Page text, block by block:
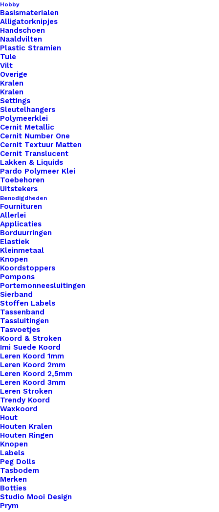
Hobby
Basismaterialen
Alligatorknipjes
Handschoen
Naaldvilten
Plastic Stramien
Tule
Vilt
Overige
Kralen
Kralen
Settings
Sleutelhangers
Polymeerklei
Cernit Metallic
Cernit Number One
Cernit Textuur Matten
Cernit Translucent
Lakken & Liquids
Pardo Polymeer Klei
Toebehoren
Uitstekers
Benodigdheden
Fournituren
Allerlei
Applicaties
Borduurringen
Elastiek
Kleinmetaal
Knopen
Koordstoppers
Pompons
Portemonneesluitingen
Sierband
Stoffen Labels
Tassenband
Tassluitingen
Tasvoetjes
Koord & Stroken
Imi Suede Koord
Leren Koord 1mm
Leren Koord 2mm
Leren Koord 2,5mm
Leren Koord 3mm
Leren Stroken
Trendy Koord
Waxkoord
Hout
Houten Kralen
Houten Ringen
Knopen
Labels
Peg Dolls
Tasbodem
Merken
Botties
Studio Mooi Design
Prym
Nog meer leuks!
Scheepjes Catona 10 Gram Kleur 115
€